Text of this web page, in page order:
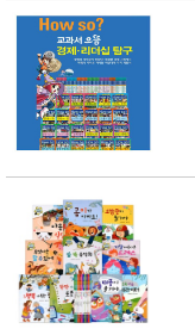
장품
미용제
품
주방가
전
계절/생
활가전
건강가
명품식
기브랜
드
보관용
기
조리용